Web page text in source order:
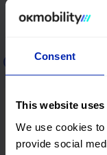
Consent
This website
We use cookies
provide social
Alquiler